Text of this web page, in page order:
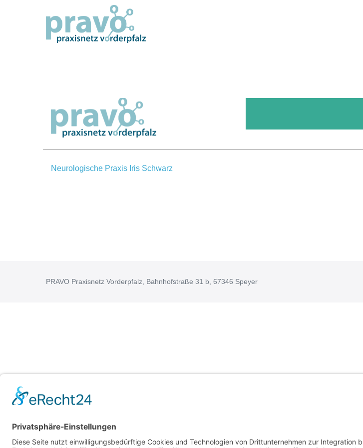
Neurologische Praxis Iris Schwarz
PRAVO Praxisnetz Vorderpfalz, Bahnhofstraße 31 b, 67346 Speyer